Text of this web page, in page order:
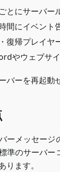
とにサーバー
間にイベント
復帰プレイヤ
やウェブサ
バーを再起動
ーメッセー
準のサーバー
ります。